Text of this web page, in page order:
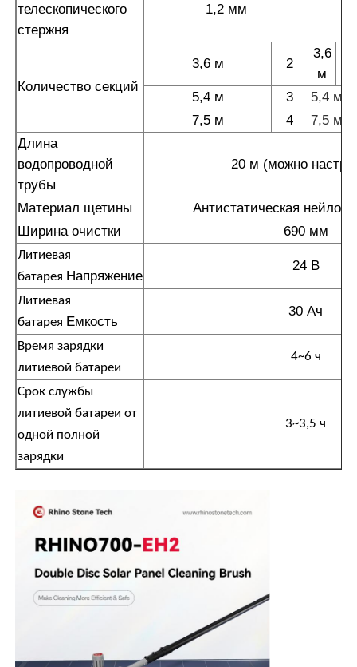
телескопического
стержня
1,2 мм
Количество секций
3,6 м 2
3,6
м
5,4 м
3
5,4 м
7,5 м
4
7,5 м
Длина
водопроводной
трубы
20 м (можно
Материал щетины
Антистатическая
Ширина очистки
690 мм
Литиевая
батарея Напряжение
24 В
Литиевая
батарея Емкость
30 Ач
Время зарядки
литиевой батареи
4~6 ч
Срок службы
литиевой батареи от
одной полной
зарядки
3~3,5 ч